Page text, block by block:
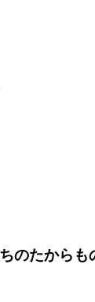
のたからも